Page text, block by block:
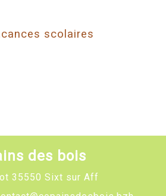
scolaires
des bois
35550 Sixt sur Aff